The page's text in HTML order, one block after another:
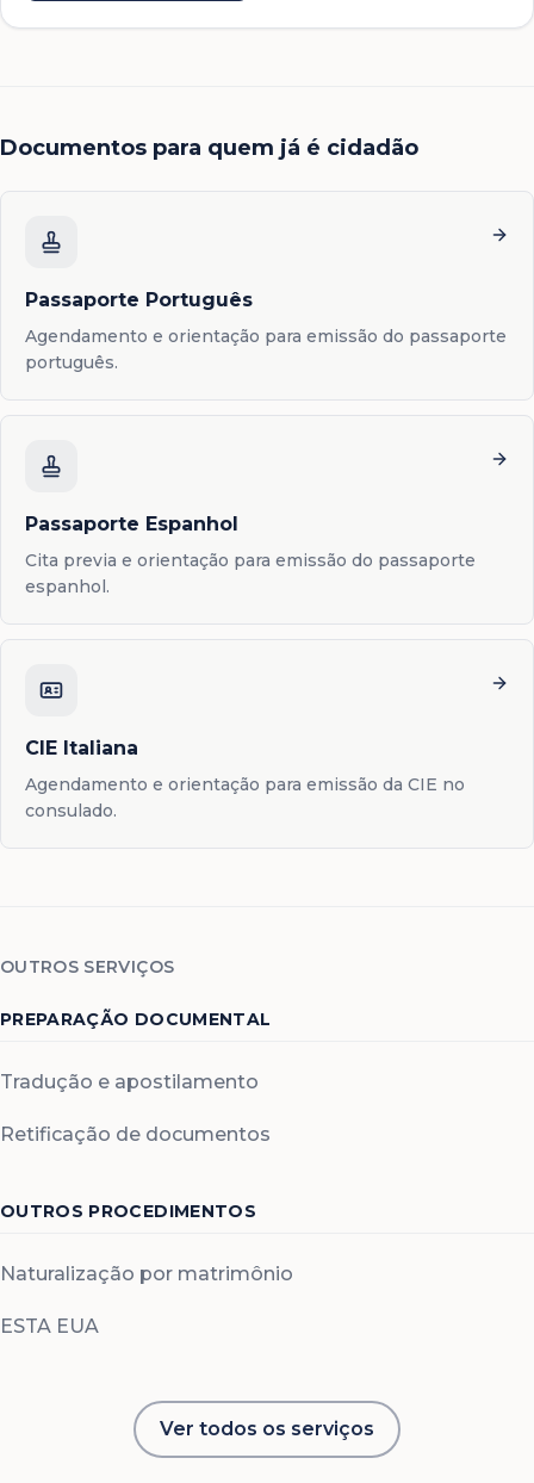
Documentos para quem já é cidadão
Passaporte Português
Agendamento e orientação para emissão do passaporte
português.
Passaporte Espanhol
Cita previa e orientação para emissão do passaporte
espanhol.
CIE Italiana
Agendamento e orientação para emissão da CIE no
consulado.
OUTROS SERVIÇOS
PREPARAÇÃO DOCUMENTAL
Tradução e apostilamento
Retificação de documentos
OUTROS PROCEDIMENTOS
Naturalização por matrimônio
ESTA EUA
Ver todos os serviços